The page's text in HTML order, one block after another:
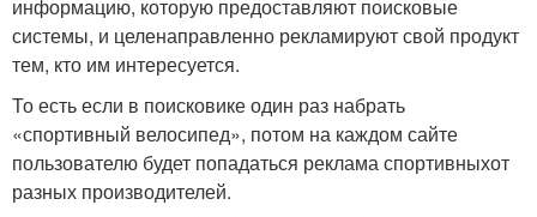
информацию, которую предоставляют поисковые
системы, и целенаправленно рекламируют свой продукт
тем, кто им интересуется.
То есть если в поисковике один раз набрать
«спортивный велосипед», потом на каждом сайте
пользователю будет попадаться реклама спортивныхот
разных производителей.